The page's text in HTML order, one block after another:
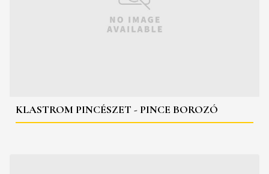
KLASTROM PINCÉSZET - PINCE BOROZÓ